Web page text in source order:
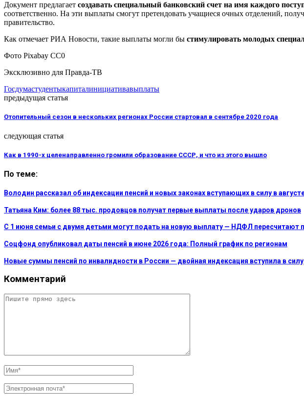
Документ предлагает создавать специальный банковский счет на имя каждого
соответственно. На эти выплаты смогут претендовать учащиеся очных отделений,
правительство.
Как отмечает РИА Новости, такие выплаты могли бы стимулировать молодых
Фото Pixabay CC0
Эксклюзивно для Правда-ТВ
Госдумастудентыкапиталинициативавыплаты
предыдущая статья
Отопительный сезон в нескольких регионах России стартовал в сентябре 2020 года
следующая статья
Как в 1990-х целенаправленно громили образование СССР, и что из этого вышло
По теме:
Володин рассказал об индексации пенсий и новых законах вступающих в силу в
Татьяна Ким: более 88 тыс. продовцов получат первые выплаты после ударов дронов
С 1 июня семьи с двумя детьми могут подать на новую выплату — НДФЛ пересчитают
Соцфонд опубликовал даты пенсий в июне 2026 года: Полный график по регионам
Новые суммы пенсий по инвалидности в России — двойная индексация вступила в силу
Комментарий